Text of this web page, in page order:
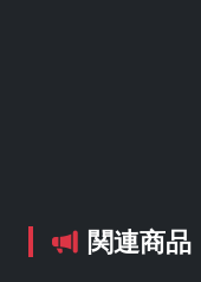
関連商品